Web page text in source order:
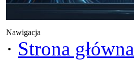
Nawigacja
· Strona główna